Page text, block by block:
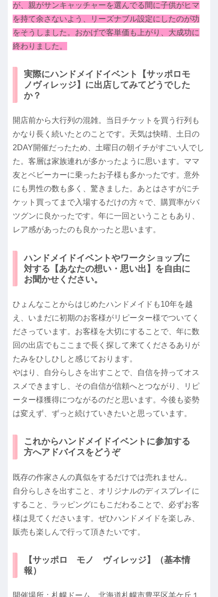
が、親がサンキャッチャーを選んでる間に子供がヒマ
を持て余さないよう、リーズナブル設定にしたのが功
をそうしました。おかげで客単価も上がり、大成功に
終わりました。
実際にハンドメイドイベント【サッポロモ
ノヴィレッジ】に出店してみてどうでした
か？
開店前から大行列の混雑。当日チケットを買う行列も
かなり長く続いたとのことです。天気は快晴、土日の
2DAY開催だったため、土曜日の朝イチがすごい人でし
た。客層は家族連れが多かったように思います。ママ
友とベビーカーに乗ったお子様も多かったです。意外
にも男性の数も多く、驚きました。あとはさすがにチ
ケット買ってまで入場するだけの方々で、購買率がバ
ツグンに良かったです。年に一回ということもあり、
レア感があったのも良かったと思います。
ハンドメイドイベントやワークショップに
対する【あなたの想い・思い出】を自由に
お聞かせください。
ひょんなことからはじめたハンドメイドも10年を越
え、いまだに初期のお客様がリピーター様でついてく
ださっています。お客様を大切にすることで、年に数
回の出店でもここまで長く探して来てくださるありが
たみをひしひしと感じております。
やはり、自分らしさを出すことで、自信を持ってオス
スメできますし、その自信が信頼へとつながり、リピ
ーター様獲得につながるのだと思います。今後も姿勢
は変えず、ずっと続けていきたいと思っています。
これからハンドメイドイベントに参加する
方へアドバイスをどうぞ
既存の作家さんの真似をするだけでは売れません。
自分らしさを出すこと、オリジナルのディスプレイに
すること、ラッピングにもこだわることで、必ずお客
様は見てくださいます。ぜひハンドメイドを楽しみ、
販売も楽しんで行って頂きたいです。
【サッポロ モノ ヴィレッジ】（基本情
報）